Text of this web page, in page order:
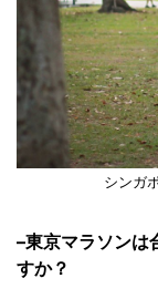
シンガ
–東京マラソンは
すか？